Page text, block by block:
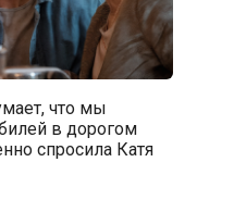
что мы
в дорогом
спросила Катя